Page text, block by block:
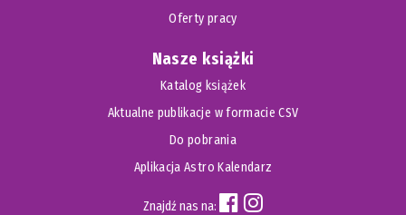
Oferty pracy
Nasze książki
Katalog książek
Aktualne publikacje w formacie CSV
Do pobrania
Aplikacja Astro Kalendarz
Znajdź nas na: